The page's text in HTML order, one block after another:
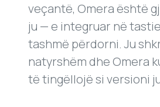
veçantë, Omera është
ju — e integruar në
tashmë përdorni. Ju
natyrshëm dhe Omera
të tingëllojë si versioni